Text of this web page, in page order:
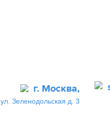
г. Москва,
ул. Зеленодольская д. 3